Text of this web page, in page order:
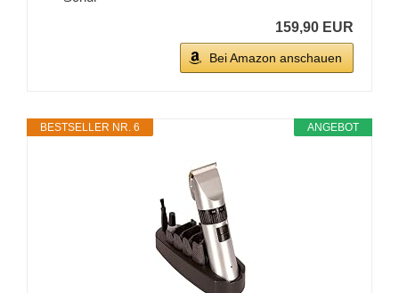
159,90 EUR
Bei Amazon anschauen
ANGEBOT
BESTSELLER NR. 6